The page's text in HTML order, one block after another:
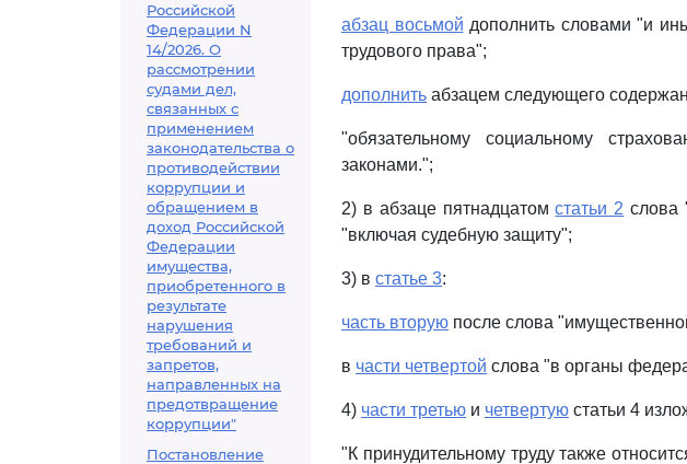
Российской
Федерации N
14/2026. О
рассмотрении
судами дел,
связанных с
применением
законодательства о
противодействии
коррупции и
обращением в
доход Российской
Федерации
имущества,
приобретенного в
результате
нарушения
требований и
запретов,
направленных на
предотвращение
коррупции"
Постановление
абзац восьмой дополнить словами "и
трудового права";
дополнить абзацем следующего
"обязательному социальному
законами.";
2) в абзаце пятнадцатомстатьи 2 слова
"включая судебную защиту";
3) в статье 3:
часть вторую после слова
в части четвертой слова "в органы
4) части третью и четвертую статьи 4
"К принудительному труду также